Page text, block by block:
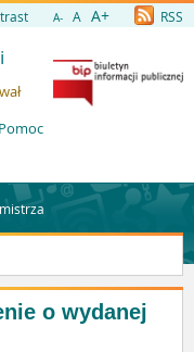
A- A A+ RSS
Pomoc
o wydanej